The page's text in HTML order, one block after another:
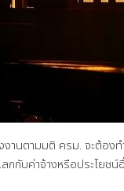
านตามมติ ครม. จะต้อง
กกับค่าจ้างหรือประโยชน์